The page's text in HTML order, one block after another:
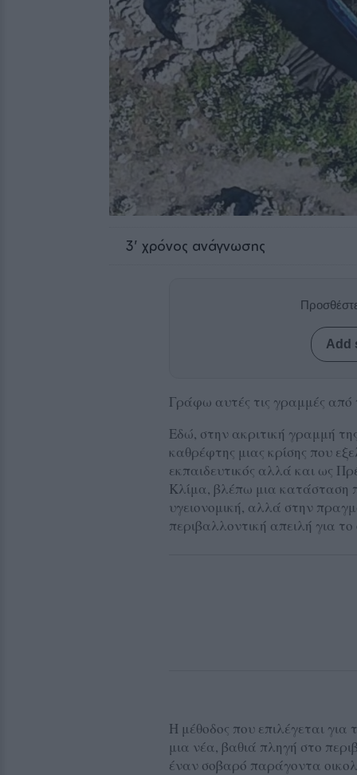
3' χρόνος ανάγνωσης
Add
Γράφω αυτές τις γραμμές από
Εδώ, στην ακριτική γραμμή
καθρέφτης μιας κρίσης που
εκπαιδευτικός αλλά και ως
Κλίμα, βλέπω μια κατάσταση
υγειονομική, αλλά στην
περιβαλλοντική απειλή για
Η μέθοδος που επιλέγεται
μια νέα, βαθιά πληγή στο
έναν σοβαρό παράγοντα